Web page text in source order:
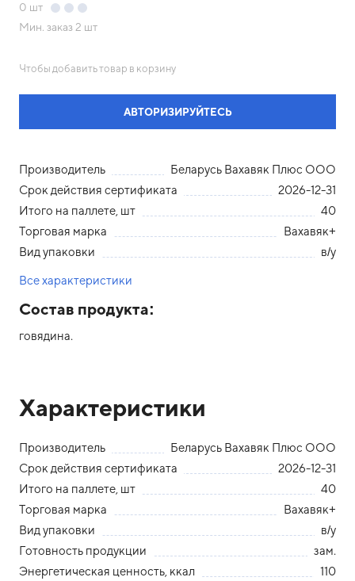
0 шт
Мин. заказ 2 шт
Чтобы добавить товар в корзину
АВТОРИЗИРУЙТЕСЬ
Производитель
Беларусь Вахавяк Плюс ООО
Срок действия сертификата
2026-12-31
Итого на паллете, шт
40
Торговая марка
Вахавяк+
Вид упаковки
в/у
Все характеристики
Состав продукта:
говядина.
Характеристики
Производитель
Беларусь Вахавяк Плюс ООО
Срок действия сертификата
2026-12-31
Итого на паллете, шт
40
Торговая марка
Вахавяк+
Вид упаковки
в/у
Готовность продукции
зам.
Энергетическая ценность, ккал
110